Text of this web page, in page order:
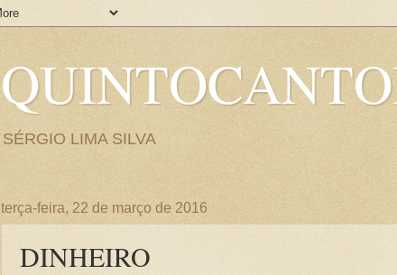
SÉRGIO LIMA SILVA
terça-feira, 22 de março de 2016
DINHEIRO